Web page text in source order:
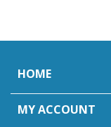
HOME
MY ACCOUNT